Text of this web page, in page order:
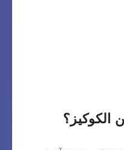
الكوكيز؟